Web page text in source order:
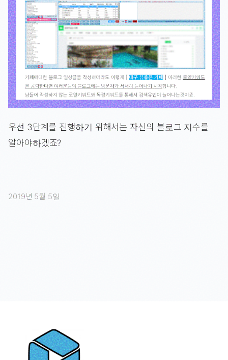
우선 3단계를 진행하기 위해서는 자신의 블로그 지수를
알아야하겠죠?
2019년 5월 5일